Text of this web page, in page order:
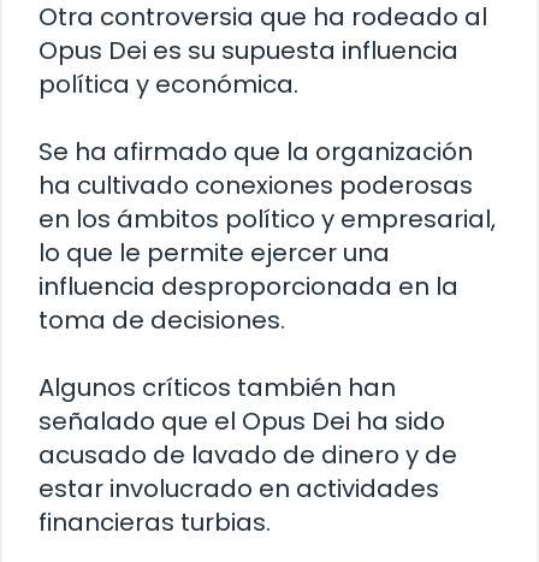
Otra controversia que ha rodeado al
Opus Dei es su supuesta influencia
política y económica.
Se ha afirmado que la organización
ha cultivado conexiones poderosas
en los ámbitos político y empresarial,
lo que le permite ejercer una
influencia desproporcionada en la
toma de decisiones.
Algunos críticos también han
señalado que el Opus Dei ha sido
acusado de lavado de dinero y de
estar involucrado en actividades
financieras turbias.